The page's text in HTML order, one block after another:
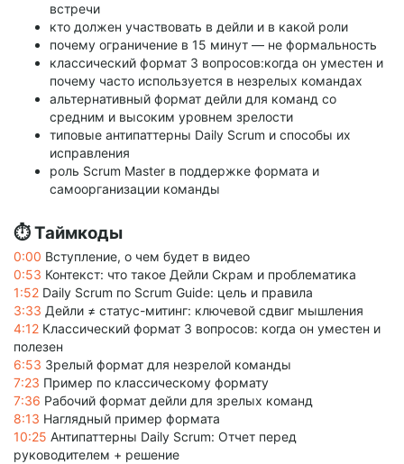
встречи
кто должен участвовать в дейли и в какой роли
почему ограничение в 15 минут — не формальность
классический формат 3 вопросов:когда он уместен и
почему часто используется в незрелых командах
альтернативный формат дейли для команд со
средним и высоким уровнем зрелости
типовые антипаттерны Daily Scrum и способы их
исправления
роль Scrum Master в поддержке формата и
самоорганизации команды
⏱ Таймкоды
0:00 Вступление, о чем будет в видео
0:53 Контекст: что такое Дейли Скрам и проблематика
1:52 Daily Scrum по Scrum Guide: цель и правила
3:33 Дейли ≠ статус-митинг: ключевой сдвиг мышления
4:12 Классический формат 3 вопросов: когда он уместен и
полезен
6:53 Зрелый формат для незрелой команды
7:23 Пример по классическому формату
7:36 Рабочий формат дейли для зрелых команд
8:13 Наглядный пример формата
10:25 Антипаттерны Daily Scrum: Отчет перед
руководителем + решение